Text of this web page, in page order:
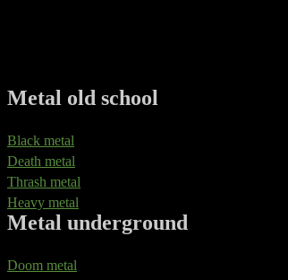
Metal old school
Black metal
Death metal
Thrash metal
Heavy metal
Metal underground
Doom metal